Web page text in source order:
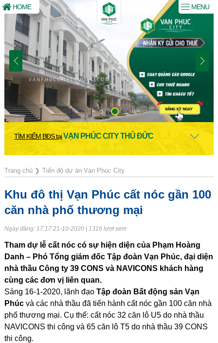
TÌM KIẾM BĐS tạiVẠN PHÚC CITY THỦ ĐỨC
Trang chủ❯ Tiến độ dự án Vạn Phúc City
Khu đô thị Vạn Phúc cất nóc gần 100
căn nhà phố thương mại
Ngày đăng: 17:17 21-10-2020 | 1316 lượt xem
Tham dự lễ cất nóc có sự hiện diện của Phạm Hoàng
Danh – Phó Tổng giám đốc Tập đoàn Vạn Phúc, đại diện
nhà thầu Công ty 39 CONS và NAVICONS khách hàng
cùng các đơn vị liên quan.
Sáng 16-1-2020, lãnh đạo Tập đoàn Bất động sản Vạn
Phúcvà các nhà thầu đã tiến hành cất nóc gần 100 căn nhà
phố thương mại. Cụ thể: cất nóc 32 căn lô U5 do nhà thầu
NAVICONS thi công và 65 căn lô T5 do nhà thầu 39 CONS
thi công.
HOME MENU